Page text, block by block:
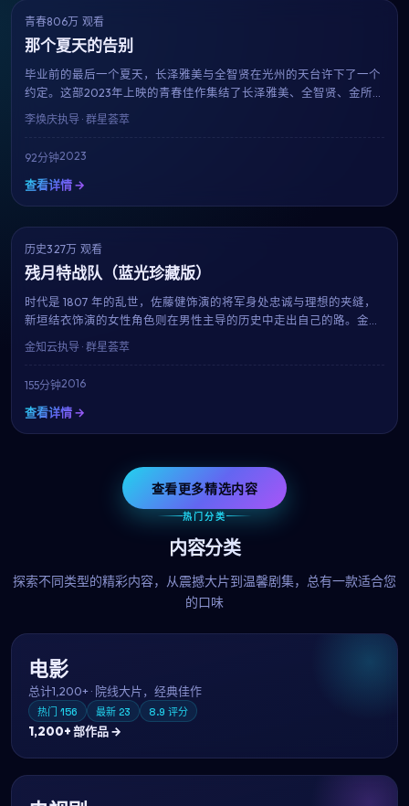
获奖
青春806万 观看
那个夏天的告别
毕业前的最后一个夏天，长泽雅美与全智贤在光州的天台许下了一个
约定。这部2023年上映的青春佳作集结了长泽雅美、全智贤、金所
炫、林允儿等当红演员，用92分钟的篇幅记录下属于十八岁的迷茫、
勇气与心动。
李焕庆执导 · 群星荟萃
92分钟2023
查看详情 →
趋势
历史327万 观看
残月特战队（蓝光珍藏版）
时代是 1807 年的乱世，佐藤健饰演的将军身处忠诚与理想的夹缝，
新垣结衣饰演的女性角色则在男性主导的历史中走出自己的路。金知
云用细致的服化道与考究的场景，重现一段被忽略的过往。
金知云执导 · 群星荟萃
155分钟2016
查看详情 →
查看更多精选内容
热门分类
内容分类
探索不同类型的精彩内容，从震撼大片到温馨剧集，总有一款适合您
的口味
电影
总计1,200+· 院线大片，经典佳作
热门 156 最新 23 8.9 评分
1,200+部作品 →